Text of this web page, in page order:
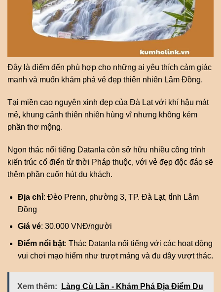
Đây là điểm đến phù hợp cho những ai yêu thích cảm giác
mạnh và muốn khám phá vẻ đẹp thiên nhiên Lâm Đồng.
Tại miền cao nguyên xinh đẹp của Đà Lạt với khí hậu mát
mẻ, khung cảnh thiên nhiên hùng vĩ nhưng không kém
phần thơ mộng.
Ngọn thác nổi tiếng Datanla còn sở hữu nhiều công trình
kiến trúc cổ điển từ thời Pháp thuộc, với vẻ đẹp độc đáo sẽ
thêm phần cuốn hút du khách.
Địa chỉ: Đèo Prenn, phường 3, TP. Đà Lạt, tỉnh Lâm
Đồng
Giá vé: 30.000 VNĐ/người
Điểm nổi bật: Thác Datanla nổi tiếng với các hoạt động
vui chơi mạo hiểm như trượt máng và đu dây vượt thác.
Xem thêm:
Làng Cù Lần - Khám Phá Địa Điểm Du